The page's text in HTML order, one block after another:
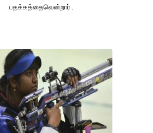
பதக்கத்தைவென்றார் .